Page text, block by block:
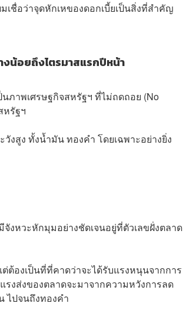
เชื่อว่าจุดหักเหของดอกเบี้ยเป็นสิ่งที่สำคัญ
งน้อยถึงไตรมาสแรกปีหน้า
ภาพเศรษฐกิจสหรัฐฯ ที่ไม่ถดถอย (No
หรัฐฯ
สูง ทั้งน้ำมัน ทองคำ โดยเฉพาะอย่างยิ่ง
งหวะหักมุมอย่างชัดเจนอยู่ที่ตัวเลขฝั่งตลาด
ต้องเป็นที่ที่คาดว่าจะได้รับแรงหนุนจากการ
งส่งของตลาดจะมาจากความหวังการลด
ไปจนถึงทองคำ